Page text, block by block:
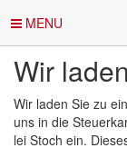
MENU
Wir
Wir laden Sie zu
uns in die
lei Stoch ein.